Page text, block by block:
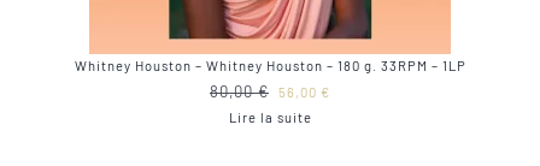
Whitney Houston – Whitney Houston – 180 g. 33RPM – 1LP
80,00€
Le
prix
56,00 €
Lire la suite